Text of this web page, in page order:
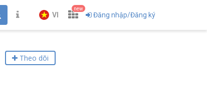
VI
new
Đăng nhập/Đăng ký
Theo dõi